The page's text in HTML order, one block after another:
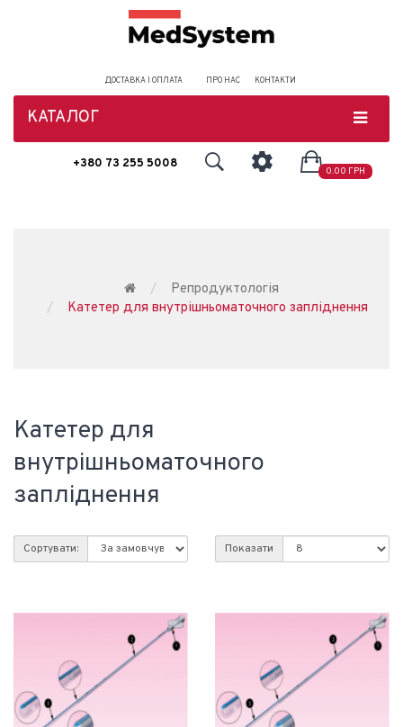
ДОСТАВКА І ОПЛАТА ПРО НАС КОНТАКТИ
КАТАЛОГ
+380 73 255 5008
0.00 ГРН
Репродуктологія
Катетер для внутрішньоматочного запліднення
Катетер для
внутрішньоматочного
запліднення
Сортувати: Показати